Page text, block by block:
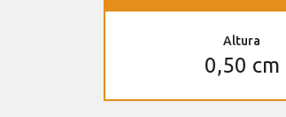
Altura
0,50 cm